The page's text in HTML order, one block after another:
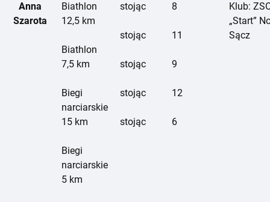
Anna
Szarota
Biathlon
12,5 km
Biathlon
7,5 km
Biegi
narciarskie
15 km
Biegi
narciarskie
5 km
stojąc
stojąc
stojąc
stojąc
stojąc
8
11
9
12
6
Klub:
„Start”
Sącz